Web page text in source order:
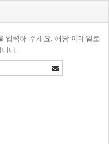
입력해 주세요. 해당 이메일로
다.